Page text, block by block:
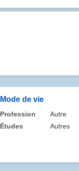
Mode de vie
Profession
Autre
Études
Autres